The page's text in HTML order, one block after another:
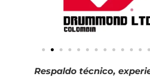
Respaldo técnico,